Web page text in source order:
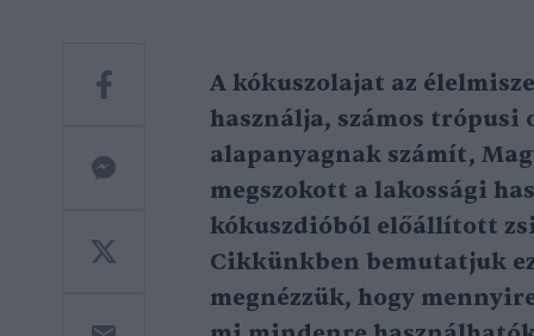
A kókuszolajat az
használja, számos trópusi
alapanyagnak számít,
megszokott a lakossági
kókuszdióból előállított
Cikkünkben bemutatjuk
megnézzük, hogy